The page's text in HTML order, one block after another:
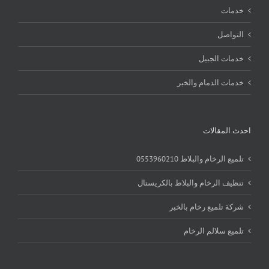
خدمات
التواصل
خدمات الجبيل
خدمات الدمام والخبر
احدث المقالات
تلميع الرخام والبلاط 0553960210
تنظيف الرخام والبلاط بالكريستال
شركة تلميع رخام بالخبر
تلميع سلالم الرخام